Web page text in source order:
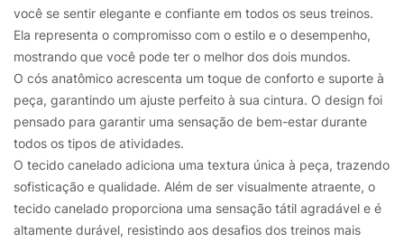
você se sentir elegante e confiante em todos os seus treinos.
Ela representa o compromisso com o estilo e o desempenho,
mostrando que você pode ter o melhor dos dois mundos.
O cós anatômico acrescenta um toque de conforto e suporte à
peça, garantindo um ajuste perfeito à sua cintura. O design foi
pensado para garantir uma sensação de bem-estar durante
todos os tipos de atividades.
O tecido canelado adiciona uma textura única à peça, trazendo
sofisticação e qualidade. Além de ser visualmente atraente, o
tecido canelado proporciona uma sensação tátil agradável e é
altamente durável, resistindo aos desafios dos treinos mais